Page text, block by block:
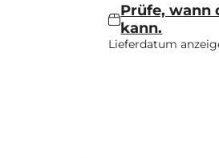
Prüfe, wann
kann.
Lieferdatum